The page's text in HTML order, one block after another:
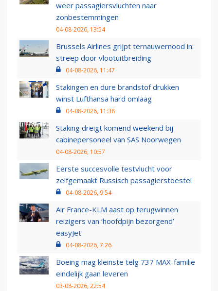
weer passagiersvluchten naar
zonbestemmingen
04-08-2026, 13:54
Brussels Airlines grijpt ternauwernood in:
streep door vlootuitbreiding
04-08-2026, 11:47
Stakingen en dure brandstof drukken
winst Lufthansa hard omlaag
04-08-2026, 11:38
Staking dreigt komend weekend bij
cabinepersoneel van SAS Noorwegen
04-08-2026, 10:57
Eerste succesvolle testvlucht voor
zelfgemaakt Russisch passagierstoestel
04-08-2026, 9:54
Air France-KLM aast op terugwinnen
reizigers van ‘hoofdpijn bezorgend’
easyJet
04-08-2026, 7:26
Boeing mag kleinste telg 737 MAX-familie
eindelijk gaan leveren
03-08-2026, 22:54